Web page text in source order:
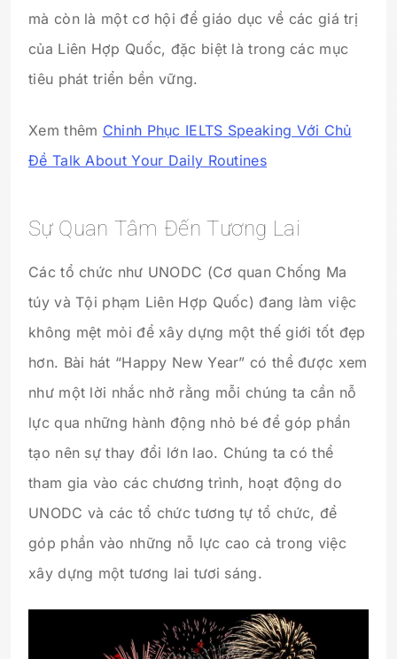
mà còn là một cơ hội để giáo dục về các giá trị
của Liên Hợp Quốc, đặc biệt là trong các mục
tiêu phát triển bền vững.
Xem thêm Chinh Phục IELTS Speaking Với Chủ
Đề Talk About Your Daily Routines
Sự Quan Tâm Đến Tương Lai
Các tổ chức như UNODC (Cơ quan Chống Ma
túy và Tội phạm Liên Hợp Quốc) đang làm việc
không mệt mỏi để xây dựng một thế giới tốt đẹp
hơn. Bài hát “Happy New Year” có thể được xem
như một lời nhắc nhở rằng mỗi chúng ta cần nỗ
lực qua những hành động nhỏ bé để góp phần
tạo nên sự thay đổi lớn lao. Chúng ta có thể
tham gia vào các chương trình, hoạt động do
UNODC và các tổ chức tương tự tổ chức, để
góp phần vào những nỗ lực cao cả trong việc
xây dựng một tương lai tươi sáng.